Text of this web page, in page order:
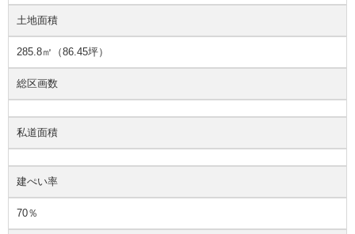
土地面積
285.8㎡（86.45坪）
総区画数
私道面積
建ぺい率
70％